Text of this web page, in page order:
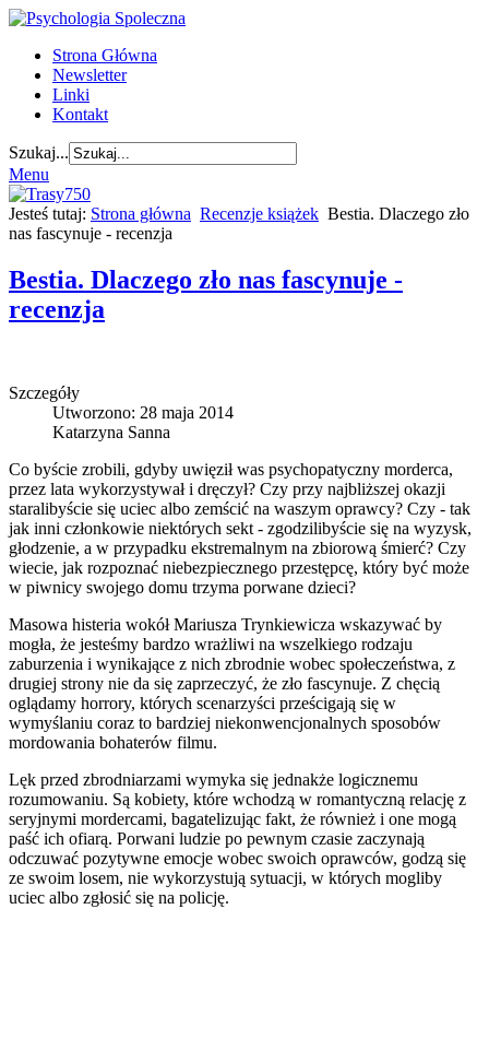
Strona Główna
Newsletter
Linki
Kontakt
Szukaj...
Menu
Jesteś tutaj: Strona główna Recenzje książek Bestia. Dlaczego zło
nas fascynuje - recenzja
Bestia. Dlaczego zło nas fascynuje -
recenzja
Szczegóły
Utworzono: 28 maja 2014
Katarzyna Sanna
Co byście zrobili, gdyby uwięził was psychopatyczny morderca,
przez lata wykorzystywał i dręczył? Czy przy najbliższej okazji
staralibyście się uciec albo zemścić na waszym oprawcy? Czy - tak
jak inni członkowie niektórych sekt - zgodzilibyście się na wyzysk,
głodzenie, a w przypadku ekstremalnym na zbiorową śmierć? Czy
wiecie, jak rozpoznać niebezpiecznego przestępcę, który być może
w piwnicy swojego domu trzyma porwane dzieci?
Masowa histeria wokół Mariusza Trynkiewicza wskazywać by
mogła, że jesteśmy bardzo wrażliwi na wszelkiego rodzaju
zaburzenia i wynikające z nich zbrodnie wobec społeczeństwa, z
drugiej strony nie da się zaprzeczyć, że zło fascynuje. Z chęcią
oglądamy horrory, których scenarzyści prześcigają się w
wymyślaniu coraz to bardziej niekonwencjonalnych sposobów
mordowania bohaterów filmu.
Lęk przed zbrodniarzami wymyka się jednakże logicznemu
rozumowaniu. Są kobiety, które wchodzą w romantyczną relację z
seryjnymi mordercami, bagatelizując fakt, że również i one mogą
paść ich ofiarą. Porwani ludzie po pewnym czasie zaczynają
odczuwać pozytywne emocje wobec swoich oprawców, godzą się
ze swoim losem, nie wykorzystują sytuacji, w których mogliby
uciec albo zgłosić się na policję.